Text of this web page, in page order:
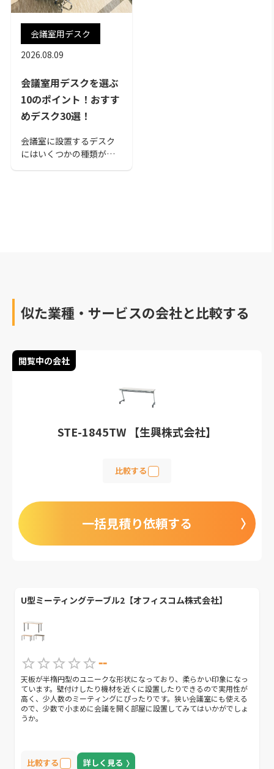
会議室用デスク
2026.08.09
会議室用デスクを選ぶ
10のポイント！おすす
めデスク30選！
会議室に設置するデスク
にはいくつかの種類があ
似た業種・サービスの会社と比較する
閲覧中の会社
STE-1845TW 【生興株式会社】
比較する
一括見積り依頼する
U型ミーティングテーブル2【オフィスコム株式会社】
--
天板が半楕円型のユニークな形状になっており、柔らかい印象になっ
ています。壁付けしたり機材を近くに設置したりできるので実用性が
高く、少人数のミーティングにぴったりです。狭い会議室にも使える
ので、少数で小まめに会議を開く部屋に設置してみてはいかがでしょ
うか。
比較する 詳しく見る